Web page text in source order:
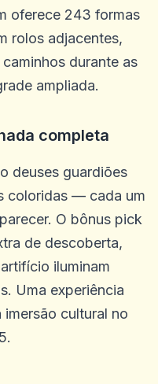
oferece 243 formas
rolos adjacentes,
durante as
ampliada.
completa
deuses guardiões
coloridas — cada um
O bônus pick
de descoberta,
iluminam
Uma experiência
cultural no
no cassino, bem como